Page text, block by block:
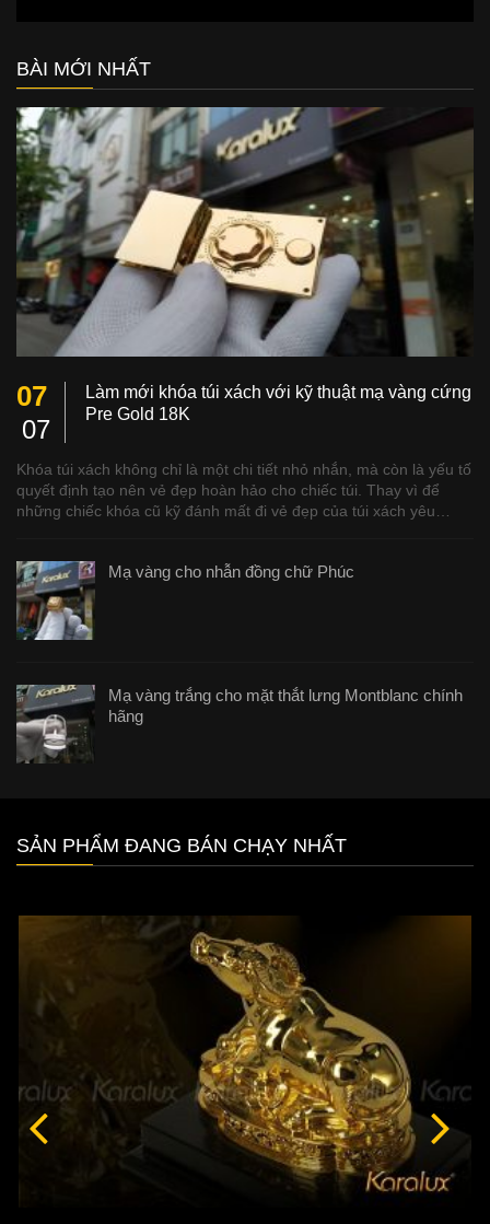
BÀI MỚI NHẤT
07
07
Làm mới khóa túi xách với kỹ thuật mạ vàng cứng
Pre Gold 18K
Khóa túi xách không chỉ là một chi tiết nhỏ nhắn, mà còn là yếu tố
quyết định tạo nên vẻ đẹp hoàn hảo cho chiếc túi. Thay vì để
những chiếc khóa cũ kỹ đánh mất đi vẻ đẹp của túi xách yêu…
Mạ vàng cho nhẫn đồng chữ Phúc
Mạ vàng trắng cho mặt thắt lưng Montblanc chính
hãng
SẢN PHẨM ĐANG BÁN CHẠY NHẤT